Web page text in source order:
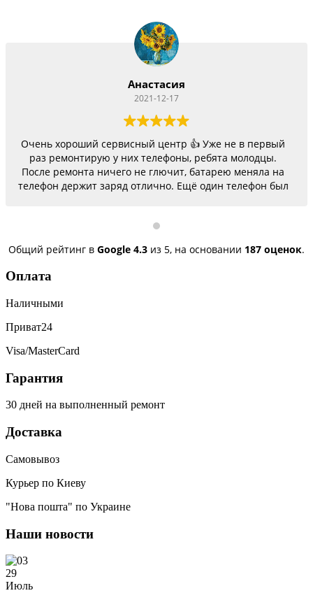
Анастасия
2021-12-17
Очень хороший сервисный центр 👍 Уже не в первый
раз ремонтирую у них телефоны, ребята молодцы.
После ремонта ничего не глючит, батарею меняла на
телефон держит заряд отлично. Ещё один телефон был
сегодня получила телефон, всё исправили, заряд
Общий рейтинг в Google 4.3 из 5, на основании 187 оценок.
Оплата
Наличными
Приват24
Visa/MasterCard
Гарантия
30 дней на выполненный ремонт
Доставка
Самовывоз
Курьер по Киеву
"Нова пошта" по Украине
Наши новости
29
Июль